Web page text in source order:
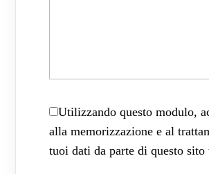
Utilizzando questo modulo,
alla memorizzazione e al
tuoi dati da parte di questo sito